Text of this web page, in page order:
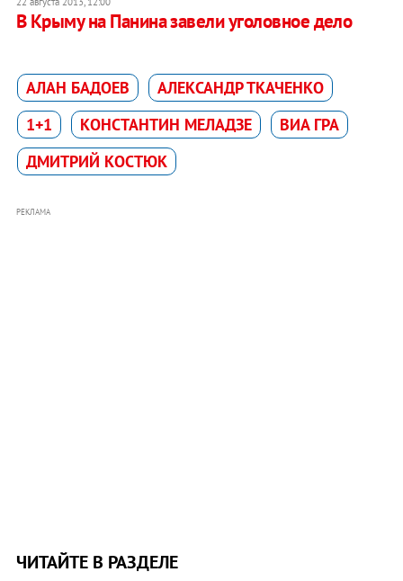
В Крыму на Панина завели уголовное дело
АЛАН БАДОЕВ
АЛЕКСАНДР ТКАЧЕНКО
1+1
КОНСТАНТИН МЕЛАДЗЕ
ВИА ГРА
ДМИТРИЙ КОСТЮК
РЕКЛАМА
ЧИТАЙТЕ В РАЗДЕЛЕ